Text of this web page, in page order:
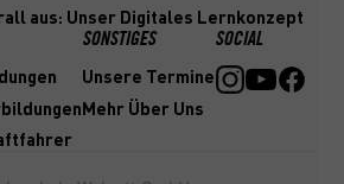
aus: Unser Digitales Lernkonzept
SONSTIGES
Unsere Termine
Mehr Über Uns
SOCIAL